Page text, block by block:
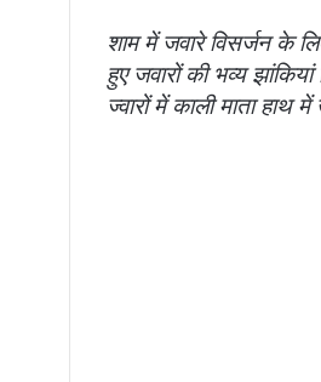
शाम में जवारे विसर्जन के
हुए जवारों की भव्य
ज्वारों में काली माता हाथ